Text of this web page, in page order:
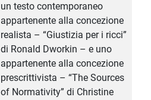
un testo contemporaneo
appartenente alla concezione
realista – “Giustizia per i ricci”
di Ronald Dworkin – e uno
appartenente alla concezione
prescrittivista – “The Sources
of Normativity” di Christine